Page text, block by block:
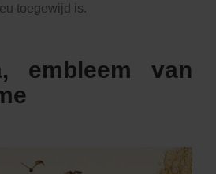
toegewijd is.
embleem van